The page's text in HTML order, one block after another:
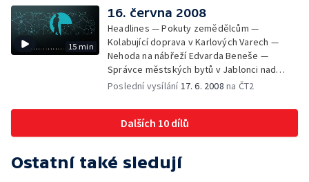
Pictus naposledy v ČR
15 min
16. června 2008
Headlines — Pokuty zemědělcům —
Kolabující doprava v Karlových Varech —
Nehoda na nábřeží Edvarda Beneše —
Správce městských bytů v Jablonci nad
Nisou — Kateřina Jacques odstoupila ze své
— Marcela Urbanová obviněna z křivé
výpovědi — Nadprůměrná sklizeň obilí —
Zloději památek — Projekt vagon —
Poslední vysílání17. 6. 2008 na ČT2
Dalších 10 dílů
Ostatní také sledují